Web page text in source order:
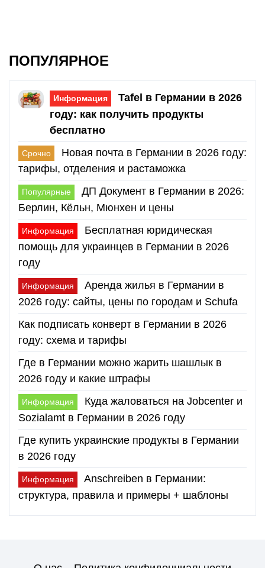
ПОПУЛЯРНОЕ
Информация
Tafel в Германии в 2026
году: как получить продукты
бесплатно
Срочно
Новая почта в Германии в 2026 году:
тарифы, отделения и растаможка
Популярные
ДП Документ в Германии в 2026:
Берлин, Кёльн, Мюнхен и цены
Информация
Бесплатная юридическая
помощь для украинцев в Германии в 2026
году
Информация
Аренда жилья в Германии в
2026 году: сайты, цены по городам и Schufa
Как подписать конверт в Германии в 2026
году: схема и тарифы
Где в Германии можно жарить шашлык в
2026 году и какие штрафы
Информация
Куда жаловаться на Jobcenter и
Sozialamt в Германии в 2026 году
Где купить украинские продукты в Германии
в 2026 году
Информация
Anschreiben в Германии:
структура, правила и примеры + шаблоны